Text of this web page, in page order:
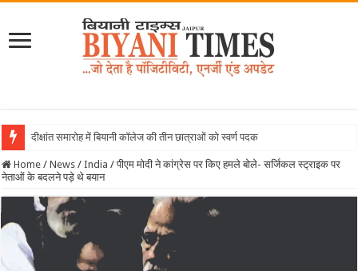
दीक्षांत समारोह में बियानी कॉलेज की तीन छात्राओं को स्वर्ण पदक
Home / News / India / पीएम मोदी ने कांग्रेस पर किए हमले बोले- सर्जिकल स्ट्राइक पर
नेताओं के बदलने पड़े थे बयान